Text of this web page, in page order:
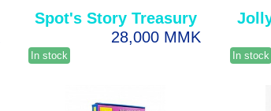
Spot's Story Treasury
28,000 MMK
In stock In stock